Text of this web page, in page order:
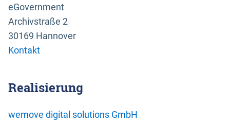
eGovernment
Archivstraße 2
30169 Hannover
Kontakt
Realisierung
wemove digital solutions GmbH